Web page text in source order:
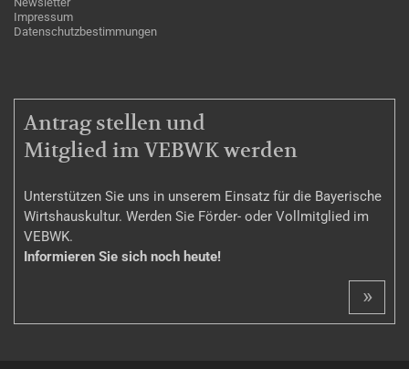
Impressum
Datenschutzbestimmungen
MITGLIEDSCHAFT
Antrag stellen und
Mitglied im VEBWK werden
Unterstützen Sie uns in unserem Einsatz für die Bayerische
Wirtshauskultur. Werden Sie Förder- oder Vollmitglied im
VEBWK.
Informieren Sie sich noch heute!
»